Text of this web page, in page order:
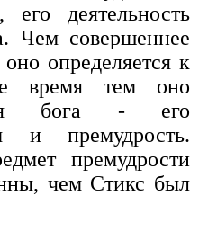
его деятельность
Чем совершеннее
определяется к
время тем оно
бога - его
и премудрость.
премудрости
чем Стикс был